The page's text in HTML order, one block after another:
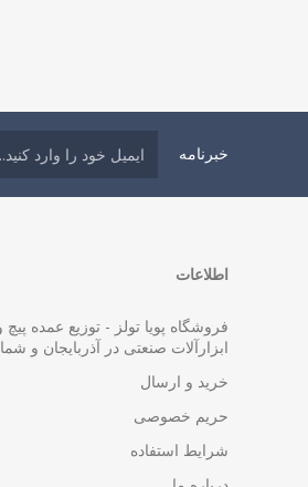
خبرنامه
اطلاعات
فروشگاه پویا تولز - توزیع عمده
ابزارآلات صنعتی در آذربایجان و
خرید و ارسال
حریم خصوصی
شرایط استفاده